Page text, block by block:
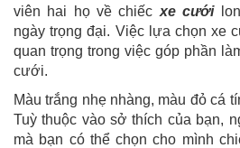
viên hai họ về chiếc xe cưới
ngày trọng đại. Việc lựa chọn xe
quan trọng trong việc góp phần
cưới.
Màu trắng nhẹ nhàng, màu đỏ cá
Tuỳ thuộc vào sở thích của bạn,
mà bạn có thể chọn cho mình